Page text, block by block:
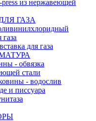
из нержавеющей
ГАЗА
для газа
- обвязка
стали
- водослив
и писсуара